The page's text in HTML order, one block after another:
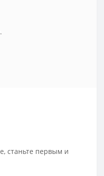
станьте первым и